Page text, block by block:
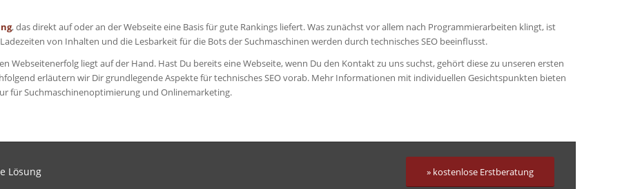
, das direkt auf oder an der Webseite eine Basis für gute Rankings liefert. Was zunächst vor allem nach Programmierarbeiten klingt, ist
von Inhalten und die Lesbarkeit für die Bots der Suchmaschinen werden durch technisches SEO beeinflusst.
Webseitenerfolg liegt auf der Hand. Hast Du bereits eine Webseite, wenn Du den Kontakt zu uns suchst, gehört diese zu unseren ersten
erläutern wir Dir grundlegende Aspekte für technisches SEO vorab. Mehr Informationen mit individuellen Gesichtspunkten bieten
für Suchmaschinenoptimierung und Onlinemarketing.
Lösung » kostenlose Erstberatung